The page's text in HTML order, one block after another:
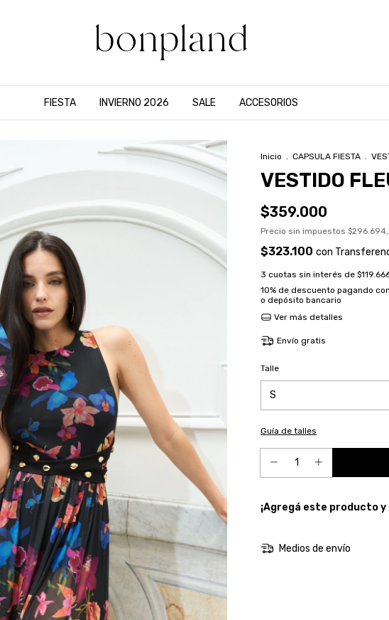
FIESTA INVIERNO 2026 SALE ACCESORIOS
Inicio . CAPSULA FIESTA .
VESTIDO
$359.000
Precio sin impuestos
$323.100 con
3 cuotas sin interés de
10% de descuento pagando
o depósito bancario
Ver más detalles
Envío gratis
Talle
Guía de talles
¡Agregá este producto y
Medios de envío